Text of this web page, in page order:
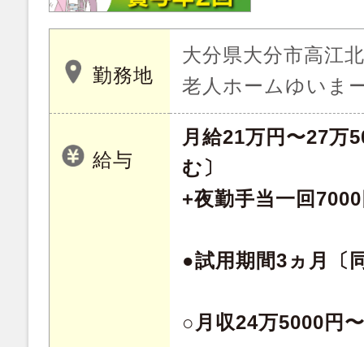
勤務地
大分県大分市高江
老人ホームゆいま
給与
月給21万円〜27万
む〕
+夜勤手当一回
●試用期間3ヵ月〔
○月収24万5000円